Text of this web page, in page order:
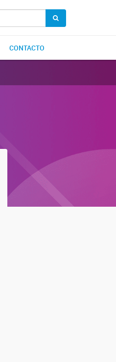
CONTACTO